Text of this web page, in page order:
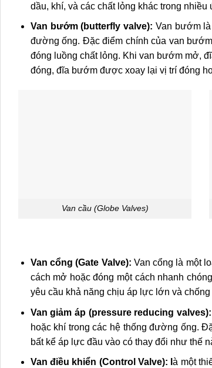
dầu, khí, và các chất lỏng khác trong
Van bướm (butterfly valve): Van bướm
đường ống. Đặc điểm chính của van
đóng luồng chất lỏng. Khi van bướm mở,
đóng, đĩa bướm được xoay lại vị trí đóng
Van cầu (Globe Valves)
Van cổng (Gate Valve): Van cổng là một
cách mở hoặc đóng một cách nhanh
yêu cầu khả năng chịu áp lực lớn và
Van giảm áp (pressure reducing valves):
hoặc khí trong các hệ thống đường ống.
bất kể áp lực đầu vào có thay đổi như thế
Van điều khiển (Control Valve): là một